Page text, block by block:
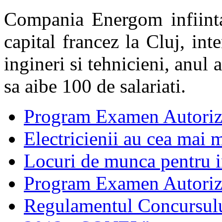
Compania Energom
capital francez la Cluj,
ingineri si tehnicieni, anul
sa aibe 100 de salariati.
Program Examen
Electricienii au cea mai
Locuri de munca pentru
Program Examen
Regulamentul